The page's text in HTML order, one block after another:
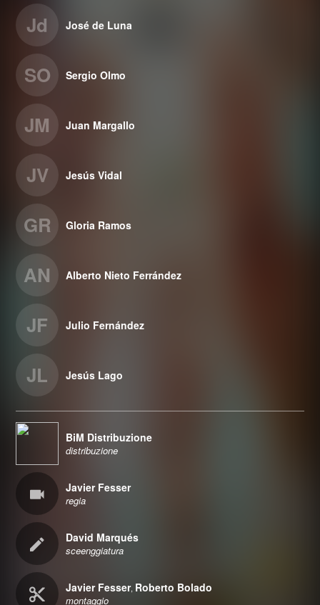
Jd José de Luna
SO Sergio Olmo
JM Juan Margallo
JV Jesús Vidal
GR Gloria Ramos
AN Alberto Nieto Ferrández
JF Julio Fernández
JL Jesús Lago
BiM Distribuzione
distribuzione
Javier Fesser
regia
David Marqués
sceenggiatura
Javier Fesser, Roberto Bolado
montaggio